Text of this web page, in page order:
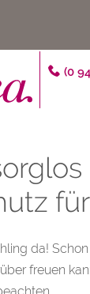
(0
da!
freuen